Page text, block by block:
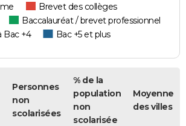
Brevet des collèges
Baccalauréat / brevet professionnel
Bac +4
Bac +5 et plus
Personnes
non
scolarisées
% de la
population
non
scolarisée
Moyenne
des villes